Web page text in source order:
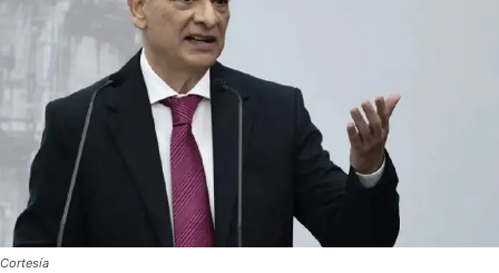
Cortesía